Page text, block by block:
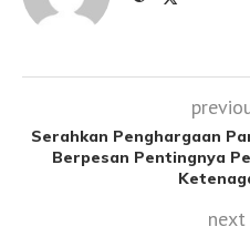
Serahkan Penghargaan
Berpesan Pentingnya